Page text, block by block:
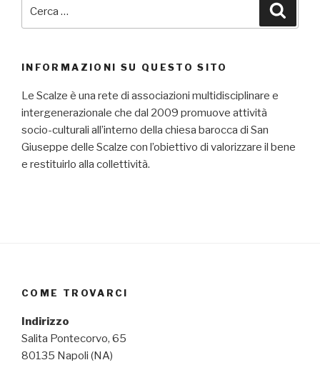
INFORMAZIONI SU QUESTO SITO
Le Scalze è una rete di associazioni multidisciplinare e
intergenerazionale che dal 2009 promuove attività
socio-culturali all’interno della chiesa barocca di San
Giuseppe delle Scalze con l’obiettivo di valorizzare il bene
e restituirlo alla collettività.
COME TROVARCI
Indirizzo
Salita Pontecorvo, 65
80135 Napoli (NA)